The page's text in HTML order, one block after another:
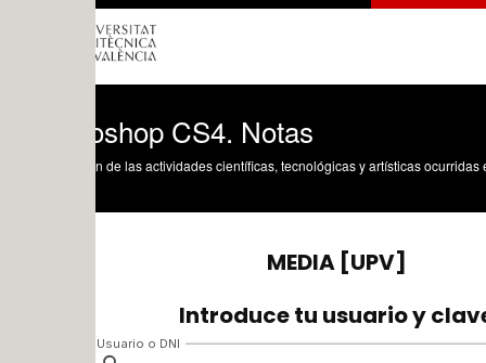
CS4. Notas
de las actividades científicas, tecnológicas y artísticas ocurridas en los tres